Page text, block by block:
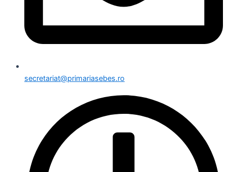
secretariat@primariasebes.ro